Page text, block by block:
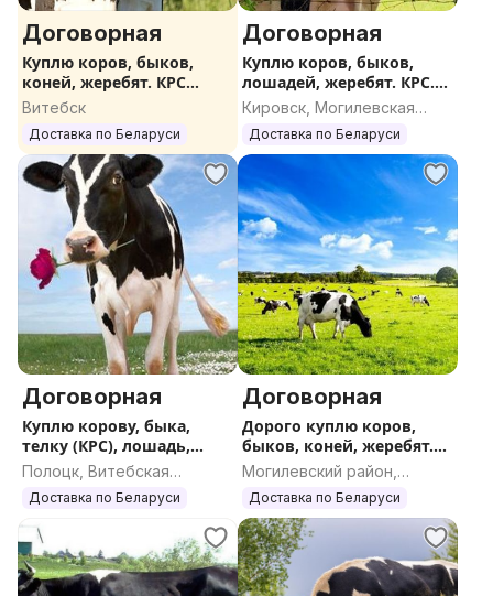
Договорная
Куплю коров, быков,
коней, жеребят. КРС
ДОРОГО
Витебск
Доставка по Беларуси
Договорная
Куплю коров, быков,
лошадей, жеребят. КРС.
ДОРОГО
Кировск, Могилевская
область
Доставка по Беларуси
Договорная
Куплю корову, быка,
телку (КРС), лошадь,
жеребенка
Полоцк, Витебская
область
Доставка по Беларуси
Договорная
Дорого куплю коров,
быков, коней, жеребят.
КРС
Могилевский район,
Могилевская область
Доставка по Беларуси